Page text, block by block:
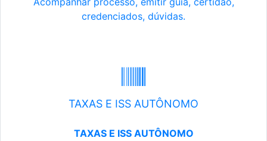
credenciados, dúvidas.
TAXAS E ISS AUTÔNOMO
TAXAS E ISS AUTÔNOMO